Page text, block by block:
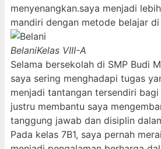
menyenangkan.saya menjadi
mandiri dengan metode belajar
BelaniKelas VIII-A
Selama bersekolah di SMP Budi
saya sering menghadapi tugas
menjadi tantangan tersendiri bagi
justru membantu saya
tanggung jawab dan disiplin
Pada kelas 7B1, saya pernah